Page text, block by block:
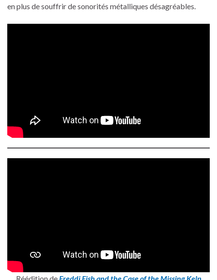
en plus de souffrir de sonorités métalliques désagréables.
Réédition de Freddi Fish and the Case of the Missing Kelp